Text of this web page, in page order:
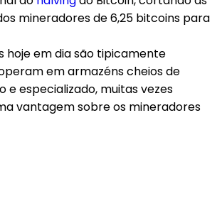
mineradores de 6,25 bitcoins para
hoje em dia são tipicamente
em armazéns cheios de
e especializado, muitas vezes
vantagem sobre os mineradores